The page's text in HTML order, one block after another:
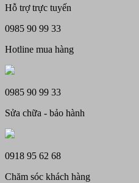
Hỗ trợ trực tuyến
0985 90 99 33
Hotline mua hàng
0985 90 99 33
Sửa chữa - bảo hành
0918 95 62 68
Chăm sóc khách hàng